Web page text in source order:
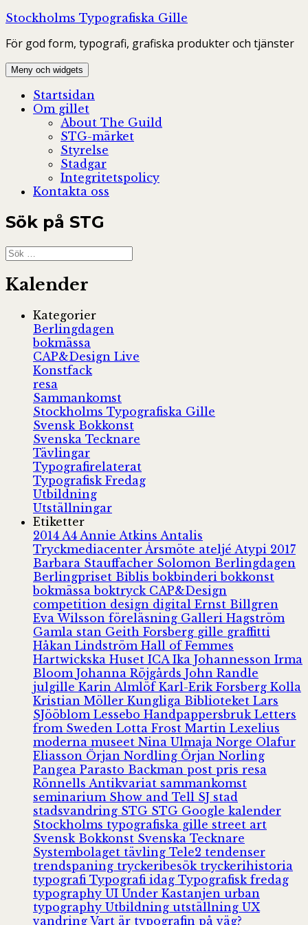
Hoppa
innehåll
Stockholms Typografiska Gille
För god form, typografi, grafiska produkter och tjänster
Meny och widgets
Startsidan
Om gillet
About The Guild
STG-märket
Styrelse
Stadgar
Integritetspolicy
Kontakta oss
Sök på STG
Sök
efter:
Kalender
Kategorier
Berlingdagen
bokmässa
CAP&Design Live
Konstfack
resa
Sammankomst
Stockholms Typografiska Gille
Svensk Bokkonst
Svenska Tecknare
Tävlingar
Typografirelaterat
Typografisk Fredag
Utbildning
Utställningar
Etiketter
2014 A4 Annie Atkins Antalis
Tryckmediacenter Årsmöte ateljé Atypi 2017
Barbara Stauffacher Solomon Berlingdagen
Berlingpriset Biblisbokbinderibokkonst
bokmässaboktryck CAP&Design
competition design digital Ernst Billgren
Eva Wilsson föreläsning Galleri Hagström
Gamla stan Geith Forsberg gille graffitti
Håkan Lindström Hall of Femmes
Hartwickska Huset ICA Ika Johannesson Irma
Bloom Johanna Röjgårds John Randle
julgille Karin Almlöf Karl-Erik Forsberg Kolla
Kristian Möller Kungliga Biblioteket Lars
SJööblom Lessebo Handpappersbruk Letters
from Sweden Lotta Frost Martin Lexelius
moderna museet Nina Ulmaja Norge Olafur
Eliasson Örjan Nordling Örjan Norling
Pangea Parasto Backman post pris resa
Rönnells Antikvariat sammankomst
seminarium Show and Tell SJ stad
stadsvandring STG STG Google kalender
Stockholms typografiska gille street art
Svensk Bokkonst Svenska Tecknare
Systembolaget tävling Tele2 tendenser
trendspaning tryckeribesök tryckerihistoria
typografi Typografi idag Typografisk fredag
typography UI Under Kastanjen urban
typography Utbildning utställning UX
vandring Vart är typografin på väg?